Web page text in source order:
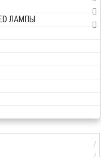
ЛАМПЫ